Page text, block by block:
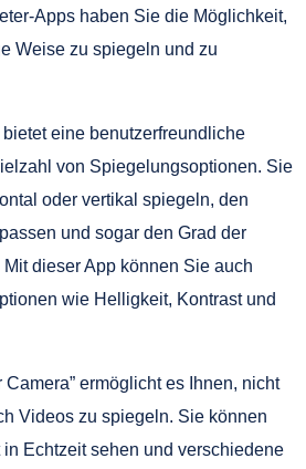
Apps haben Sie die Möglichkeit,
Weise zu spiegeln und zu
bietet eine benutzerfreundliche
von Spiegelungsoptionen. Sie
oder vertikal spiegeln, den
und sogar den Grad der
dieser App können Sie auch
wie Helligkeit, Kontrast und
Camera” ermöglicht es Ihnen, nicht
Videos zu spiegeln. Sie können
Echtzeit sehen und verschiedene